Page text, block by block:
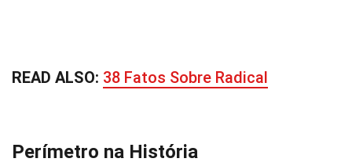
READ ALSO: 38 Fatos Sobre Radical
Perímetro na História